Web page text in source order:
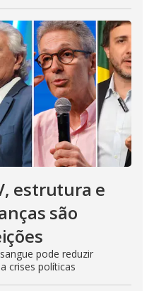
estrutura e
são
pode reduzir
crises políticas